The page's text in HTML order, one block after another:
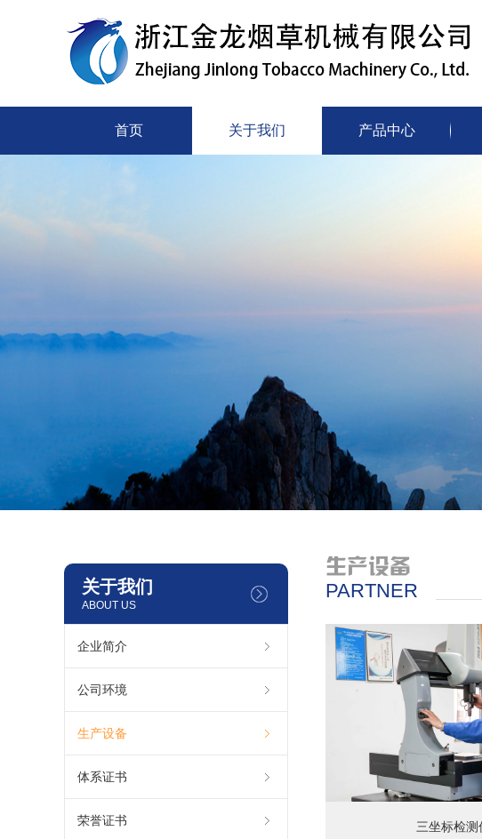
首页 关于我们 产品中心
关于我们
ABOUT US
企业简介
公司环境
生产设备
体系证书
荣誉证书
生产设备
PARTNER
三坐标检测